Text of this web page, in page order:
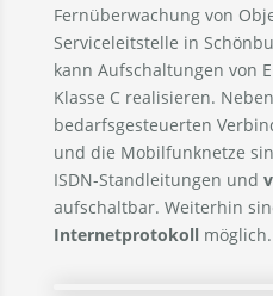
Fernüberwachung von
Serviceleitstelle in
kann Aufschaltungen von
Klasse C realisieren.
bedarfsgesteuerten
und die Mobilfunknetze
ISDN-Standleitungen und
aufschaltbar. Weiterhin
Internetprotokollmöglich.